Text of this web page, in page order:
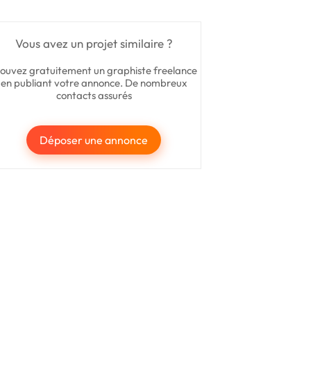
Vous avez un projet similaire ?
gratuitement un graphiste freelance
en publiant votre annonce. De nombreux
contacts assurés
Déposer une annonce